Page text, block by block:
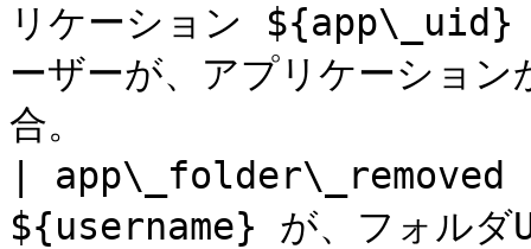
リケーション
ーザーが、アプリケーショ
合。
|
${username} が、フォル